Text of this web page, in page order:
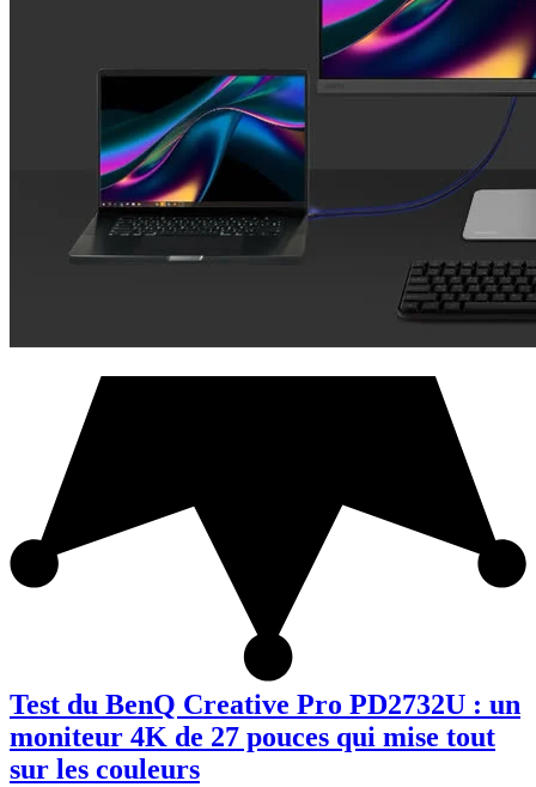
Test du BenQ Creative Pro PD2732U : un
moniteur 4K de 27 pouces qui mise tout
sur les couleurs